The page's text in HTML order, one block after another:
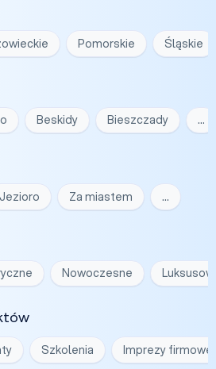
Pomorskie Śląskie
Beskidy Bieszczady …
Jezioro Za miastem …
Nowoczesne
Szkolenia Imprezy firmowe